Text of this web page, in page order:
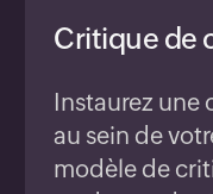
Critique de
Instaurez une
au sein de
modèle de